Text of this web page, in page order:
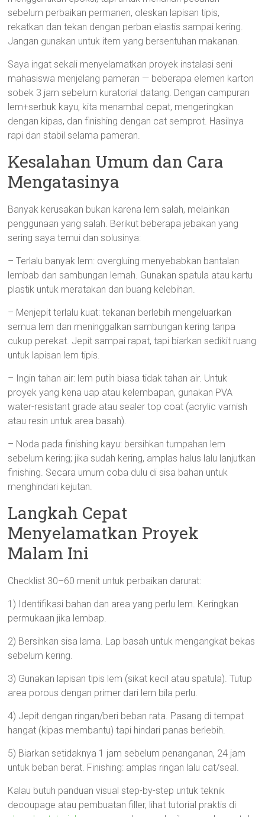
sebelum perbaikan permanen, oleskan lapisan tipis,
rekatkan dan tekan dengan perban elastis sampai kering.
Jangan gunakan untuk item yang bersentuhan makanan.
Saya ingat sekali menyelamatkan proyek instalasi seni
mahasiswa menjelang pameran — beberapa elemen karton
sobek 3 jam sebelum kuratorial datang. Dengan campuran
lem+serbuk kayu, kita menambal cepat, mengeringkan
dengan kipas, dan finishing dengan cat semprot. Hasilnya
rapi dan stabil selama pameran.
Kesalahan Umum dan Cara
Mengatasinya
Banyak kerusakan bukan karena lem salah, melainkan
penggunaan yang salah. Berikut beberapa jebakan yang
sering saya temui dan solusinya:
– Terlalu banyak lem: overgluing menyebabkan bantalan
lembab dan sambungan lemah. Gunakan spatula atau kartu
plastik untuk meratakan dan buang kelebihan.
– Menjepit terlalu kuat: tekanan berlebih mengeluarkan
semua lem dan meninggalkan sambungan kering tanpa
cukup perekat. Jepit sampai rapat, tapi biarkan sedikit ruang
untuk lapisan lem tipis.
– Ingin tahan air: lem putih biasa tidak tahan air. Untuk
proyek yang kena uap atau kelembapan, gunakan PVA
water-resistant grade atau sealer top coat (acrylic varnish
atau resin untuk area basah).
– Noda pada finishing kayu: bersihkan tumpahan lem
sebelum kering; jika sudah kering, amplas halus lalu lanjutkan
finishing. Secara umum coba dulu di sisa bahan untuk
menghindari kejutan.
Langkah Cepat
Menyelamatkan Proyek
Malam Ini
Checklist 30–60 menit untuk perbaikan darurat:
1) Identifikasi bahan dan area yang perlu lem. Keringkan
permukaan jika lembap.
2) Bersihkan sisa lama. Lap basah untuk mengangkat bekas
sebelum kering.
3) Gunakan lapisan tipis lem (sikat kecil atau spatula). Tutup
area porous dengan primer dari lem bila perlu.
4) Jepit dengan ringan/beri beban rata. Pasang di tempat
hangat (kipas membantu) tapi hindari panas berlebih.
5) Biarkan setidaknya 1 jam sebelum penanganan, 24 jam
untuk beban berat. Finishing: amplas ringan lalu cat/seal.
Kalau butuh panduan visual step-by-step untuk teknik
decoupage atau pembuatan filler, lihat tutorial praktis di